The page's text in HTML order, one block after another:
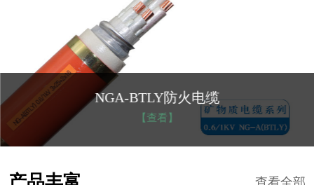
NGA-BTLY防火电缆
【查看】
查看全部